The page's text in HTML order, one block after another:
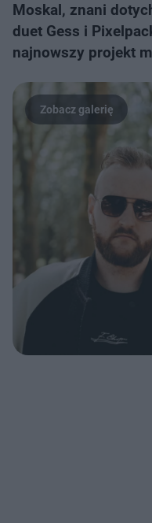
Moskal, znani
duet Gess i
najnowszy projekt